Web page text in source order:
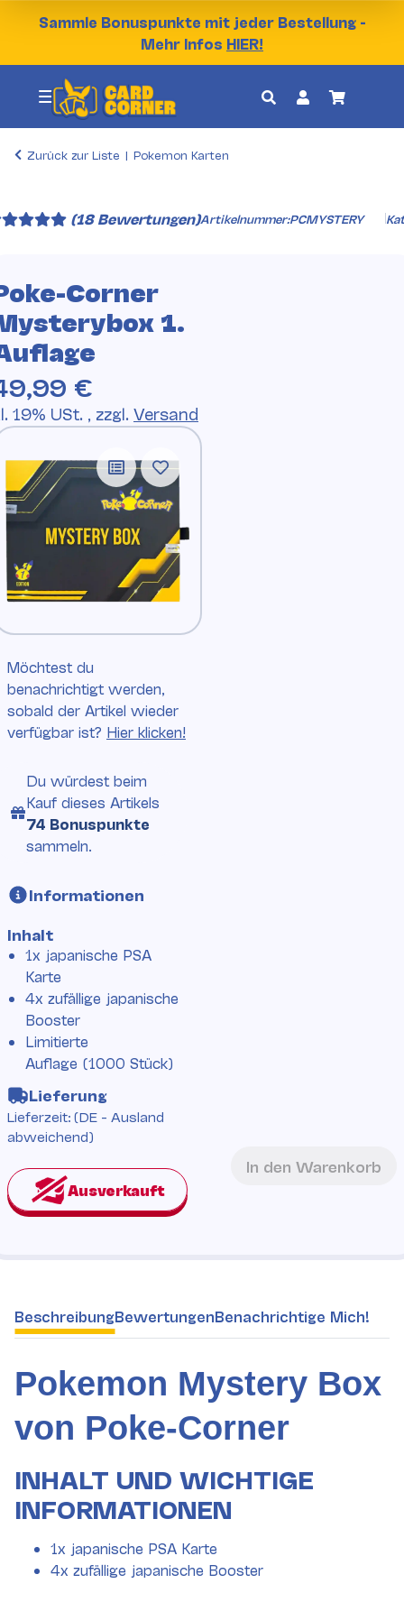
Sammle Bonuspunkte mit jeder Bestellung -
Mehr Infos HIER!
Zurück zur Liste Pokemon Karten
(18 Bewertungen)Artikelnummer:PCMYSTERY
Corner
1.
€
19% USt. , zzgl. Versand
Inhalt
1x japanische PSA
Karte
4x zufällige japanische
Booster
Limitierte
Auflage (1000 Stück)
Möchtest du
benachrichtigt werden,
sobald der Artikel wieder
verfügbar ist? Hier klicken!
In den Warenkorb
Informationen
Lieferung
Lieferzeit: (DE - Ausland
abweichend)
Du würdest beim
Kauf dieses Artikels
74 Bonuspunkte
sammeln.
weitere Registerkarten anzeigen
BeschreibungBewertungenBenachrichtige Mich!
Pokemon Mystery Box
von Poke-Corner
INHALT UND WICHTIGE
INFORMATIONEN
1x japanische PSA Karte
4x zufällige japanische Booster